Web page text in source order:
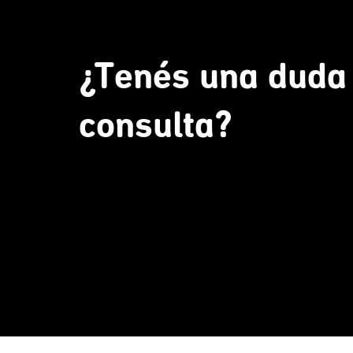
¿Tenés una
consulta?